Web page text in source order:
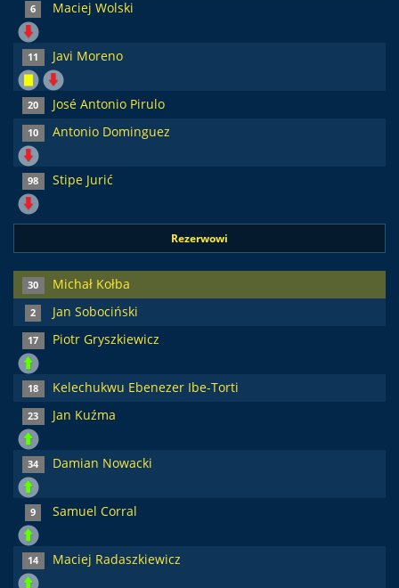
6 Maciej Wolski
11 Javi Moreno
20 José Antonio Pirulo
10 Antonio Dominguez
98 Stipe Jurić
Rezerwowi
30 Michał Kołba
2 Jan Sobociński
17 Piotr Gryszkiewicz
18 Kelechukwu Ebenezer Ibe-Torti
23 Jan Kuźma
34 Damian Nowacki
9 Samuel Corral
14 Maciej Radaszkiewicz